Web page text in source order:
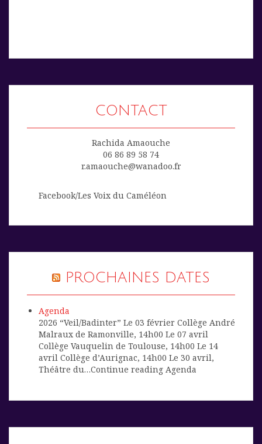
CONTACT
Rachida Amaouche
06 86 89 58 74
r.amaouche@wanadoo.fr
Facebook/Les Voix du Caméléon
PROCHAINES DATES
Agenda
2026 “Veil/Badinter” Le 03 février Collège André
Malraux de Ramonville, 14h00 Le 07 avril
Collège Vauquelin de Toulouse, 14h00 Le 14
avril Collège d’Aurignac, 14h00 Le 30 avril,
Théâtre du…Continue reading Agenda